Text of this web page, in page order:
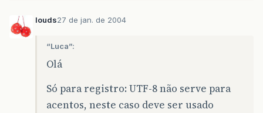
louds27 de jan. de 2004
“Luca”:
Olá
Só para registro: UTF-8 não serve para
acentos, neste caso deve ser usado